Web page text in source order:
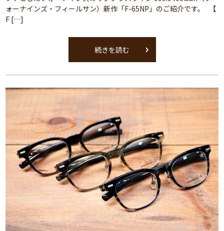
ォーナインズ・フィールサン）新作「F-65NP」のご紹介です。 【
F […]
続きを読む